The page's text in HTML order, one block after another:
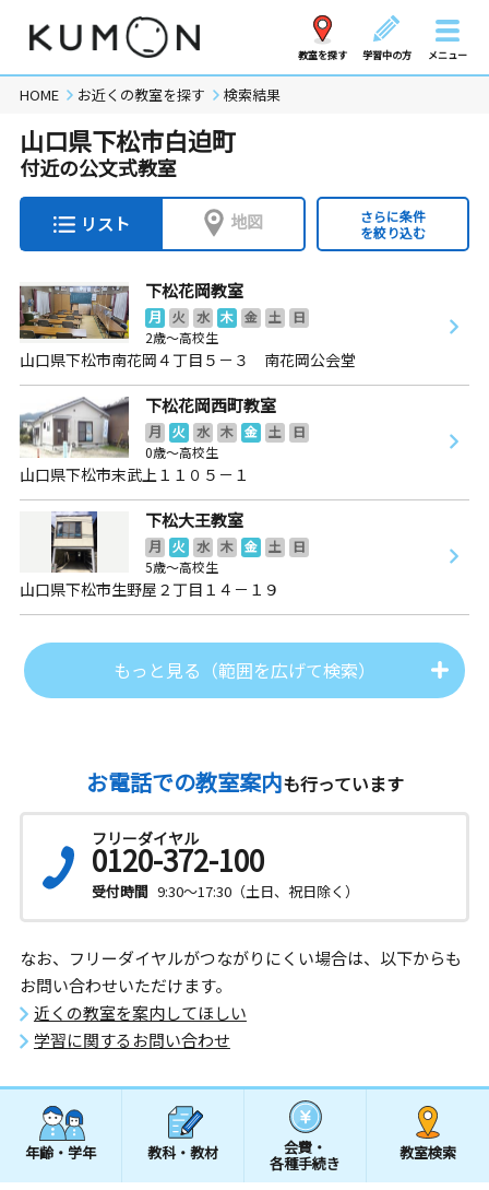
教室を探す 学習中の方 メニュー
HOME お近くの教室を探す 検索結果
山口県下松市白迫町
付近の公文式教室
リスト 地図
さらに条件
を絞り込む
下松花岡教室
月 火 水 木 金 土
日
2歳～高校生
山口県下松市南花岡４丁目５－３ 南花岡公会堂
下松花岡西町教室
月 火 水 木 金 土
日
0歳～高校生
山口県下松市末武上１１０５－１
下松大王教室
月 火 水 木 金 土
日
5歳～高校生
山口県下松市生野屋２丁目１４－１９
もっと見る（範囲を広げて検索）
お電話での教室案内も行っています
フリーダイヤル
0120-372-100
受付時間 9:30～17:30（土日、祝日除く）
なお、フリーダイヤルがつながりにくい場合は、以下からも
お問い合わせいただけます。
近くの教室を案内してほしい
学習に関するお問い合わせ
年齢・学年 教科・教材 会費・
各種手続き
教室検索